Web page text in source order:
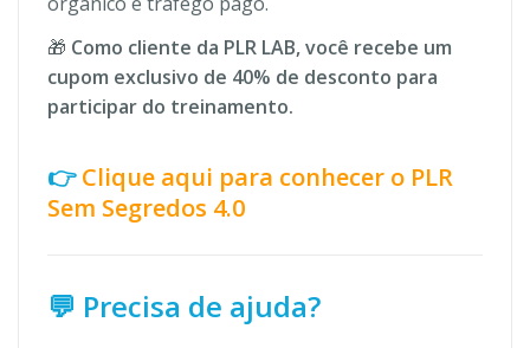
🎁 Como cliente da PLR LAB, você recebe um
cupom exclusivo de 40% de desconto para
participar do treinamento.
👉 Clique aqui para conhecer o PLR
Sem Segredos 4.0
💬 Precisa de ajuda?